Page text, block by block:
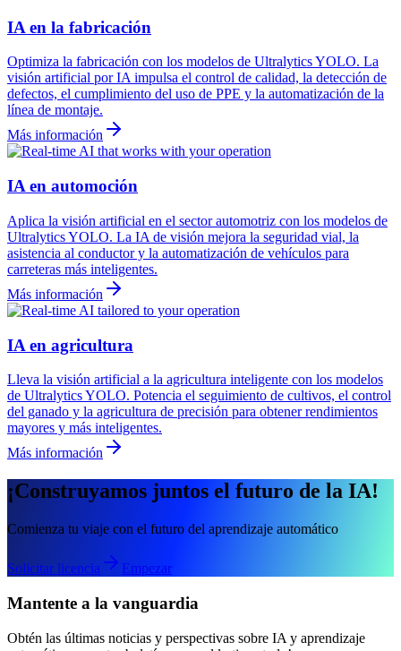
IA en la fabricación
Optimiza la fabricación con los modelos de Ultralytics YOLO. La
visión artificial por IA impulsa el control de calidad, la detección de
defectos, el cumplimiento del uso de PPE y la automatización de la
línea de montaje.
Más información
IA en automoción
Aplica la visión artificial en el sector automotriz con los modelos de
Ultralytics YOLO. La IA de visión mejora la seguridad vial, la
asistencia al conductor y la automatización de vehículos para
carreteras más inteligentes.
Más información
IA en agricultura
Lleva la visión artificial a la agricultura inteligente con los modelos
de Ultralytics YOLO. Potencia el seguimiento de cultivos, el control
del ganado y la agricultura de precisión para obtener rendimientos
mayores y más inteligentes.
Más información
¡Construyamos juntos el futuro de la IA!
Comienza tu viaje con el futuro del aprendizaje automático
Solicitar licencia Empezar
Mantente a la vanguardia
Obtén las últimas noticias y perspectivas sobre IA y aprendizaje